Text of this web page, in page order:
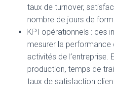
taux de turnover,
nombre de jours de
KPI opérationnels : ces
mesurer la
activités de l’entreprise.
production, temps de
taux de satisfaction